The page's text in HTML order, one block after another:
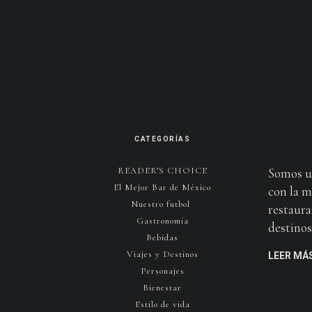
CATEGORÍAS
READER’S CHOICE
El Mejor Bar de México
Nuestro futbol
Gastronomía
Bebidas
Viajes y Destinos
Personajes
Bienestar
Estilo de vida
Somos
con la
LEER